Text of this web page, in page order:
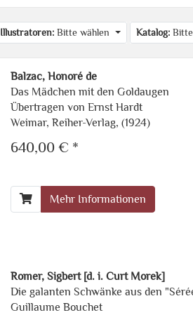
Illustratoren: Bitte wählen Katalog:
Balzac, Honoré de
Das Mädchen mit den Goldaugen
Übertragen von Ernst Hardt
Weimar, Reiher-Verlag, (1924)
640,00 € *
Mehr Informationen
Romer, Sigbert [d. i. Curt Morek]
Die galanten Schwänke aus den
Guillaume Bouchet